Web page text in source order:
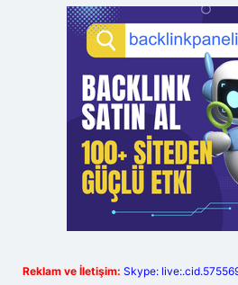
Reklam ve İletişim: Skype: